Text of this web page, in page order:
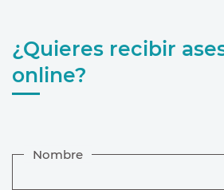
¿Quieres recibir
online?
Nombre